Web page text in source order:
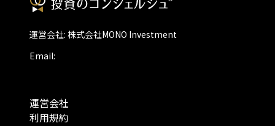
運営会社: 株式会社MONO Investment
Email:
運営会社
利用規約